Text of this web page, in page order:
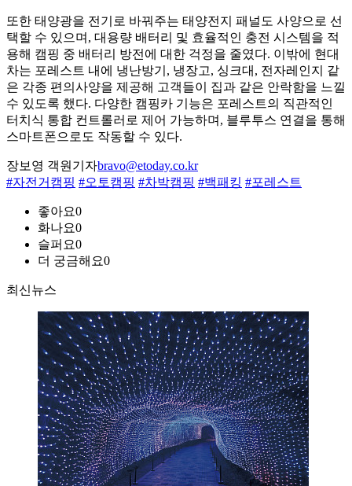
또한 태양광을 전기로 바꿔주는 태양전지 패널도 사양으로 선
택할 수 있으며, 대용량 배터리 및 효율적인 충전 시스템을 적
용해 캠핑 중 배터리 방전에 대한 걱정을 줄였다. 이밖에 현대
차는 포레스트 내에 냉난방기, 냉장고, 싱크대, 전자레인지 같
은 각종 편의사양을 제공해 고객들이 집과 같은 안락함을 느낄
수 있도록 했다. 다양한 캠핑카 기능은 포레스트의 직관적인
터치식 통합 컨트롤러로 제어 가능하며, 블루투스 연결을 통해
스마트폰으로도 작동할 수 있다.
장보영 객원기자bravo@etoday.co.kr
#자전거캠핑 #오토캠핑 #차박캠핑 #백패킹 #포레스트
좋아요0
화나요0
슬퍼요0
더 궁금해요0
최신뉴스